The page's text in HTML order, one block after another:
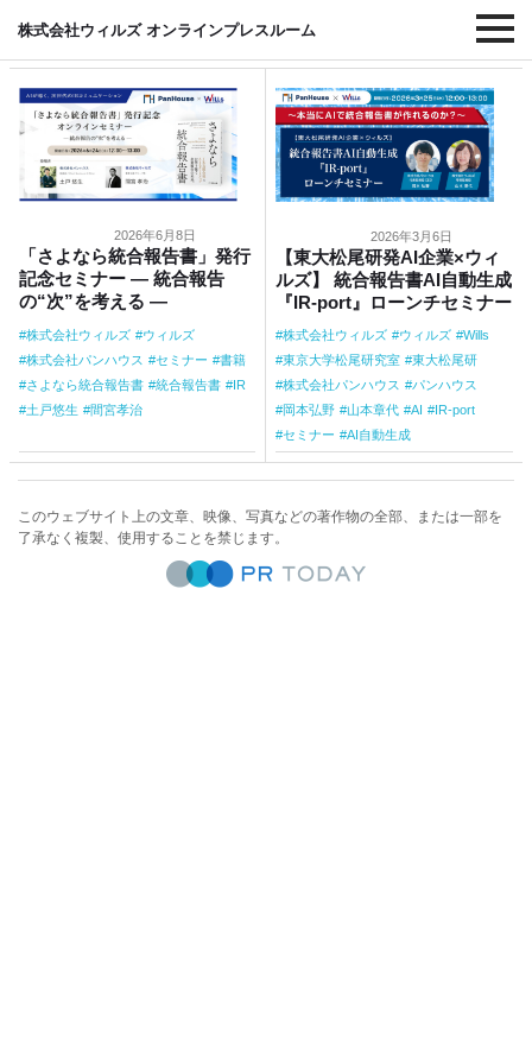
株式会社ウィルズ オンラインプレスルーム
#株式会社パンハウス
2026年6月8日
「さよなら統合報告書」発行
記念セミナー ― 統合報告
の“次”を考える ―
株式会社ウィルズ
ウィルズ
株式会社パンハウス
セミナー
書籍
さよなら統合報告書
統合報告書
IR
土戸悠生
間宮孝治
2026年3月6日
【東大松尾研発AI企業×ウィ
ルズ】 統合報告書AI自動生成
『IR-port』ローンチセミナー
株式会社ウィルズ ウィルズ
Wills
東京大学松尾研究室
東大松尾研
株式会社パンハウス
パンハウス
岡本弘野
山本章代 AI
IR-port
セミナー
AI自動生成
このウェブサイト上の文章、映像、写真などの著作物の全部、または一部を
了承なく複製、使用することを禁じます。